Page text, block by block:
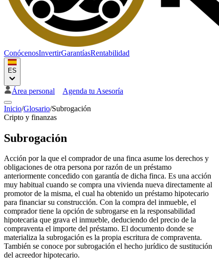
ConócenosInvertirGarantíasRentabilidad
ES
Área personal Agenda tu Asesoría
Inicio/Glosario/Subrogación
Cripto y finanzas
Subrogación
Acción por la que el comprador de una finca asume los derechos y
obligaciones de otra persona por razón de un préstamo
anteriormente concedido con garantía de dicha finca. Es una acción
muy habitual cuando se compra una vivienda nueva directamente al
promotor de la misma, el cual ha obtenido un préstamo hipotecario
para financiar su construcción. Con la compra del inmueble, el
comprador tiene la opción de subrogarse en la responsabilidad
hipotecaria que grava el inmueble, deduciendo del precio de la
compraventa el importe del préstamo. El documento donde se
materializa la subrogación es la propia escritura de compraventa.
También se conoce por subrogación el hecho jurídico de sustitución
del acreedor hipotecario.